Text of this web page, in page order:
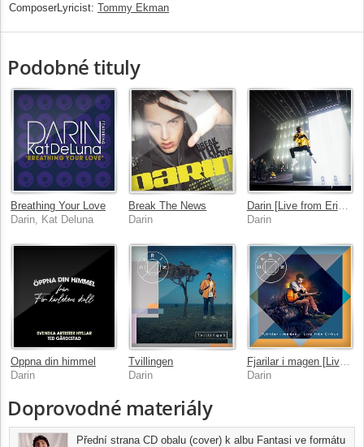
ComposerLyricist: Tommy Ekman
Podobné tituly
Breathing Your Love
Darin, Kat Deluna
Break The News
Darin
Darin
Oppna din himmel
Darin
Tvillingen
Darin
Fjarilar i magen [Live fran Circus]
Darin
Doprovodné materiály
Přední strana CD obalu (cover) k albu Fantasi ve formátu